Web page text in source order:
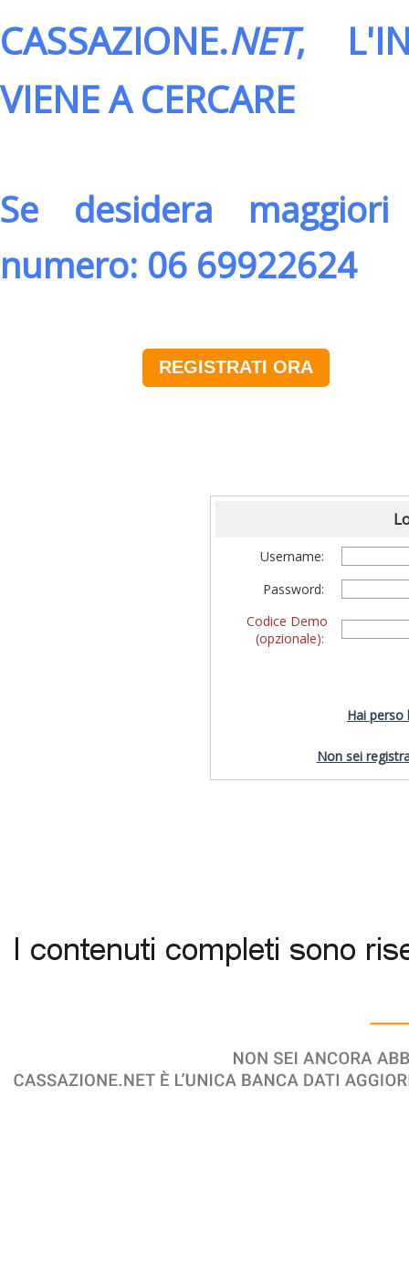
CASSAZIONE.NET,
VIENE A CERCARE
Se desidera
numero: 06 69922624
REGISTRATI ORA
Username:
Password:
Codice Demo
(opzionale):
Hai perso
Non sei